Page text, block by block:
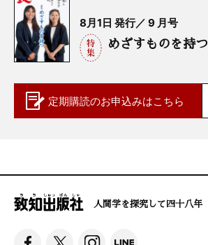
8月1日 発行／ 9 月号
めざすものを持つ
定期購読のお申込みはこちら
人間学を探究して四十八年